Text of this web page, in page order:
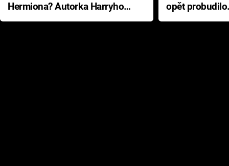
Hermiona? Autorka Harryho
Pottera přišla s ráznou
opět
přichází s